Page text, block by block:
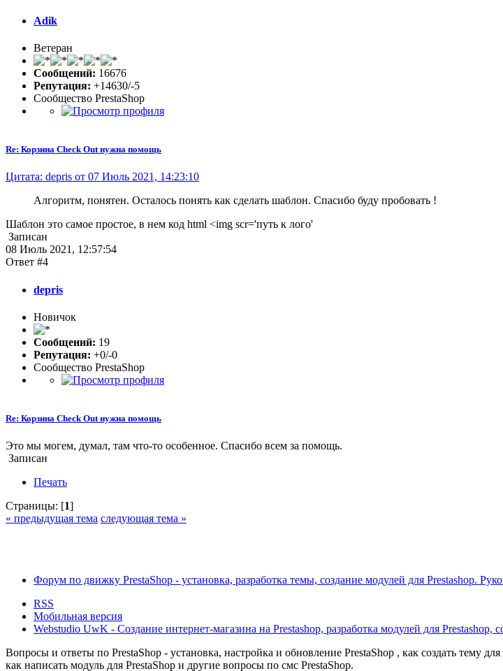
Adik
Ветеран
Сообщений: 16676
Репутация: +14630/-5
Сообщество PrestaShop
Re: Корзина Check Out нужна помощь
Цитата: depris от 07 Июль 2021, 14:23:10
Алгоритм, понятен. Осталось понять как сделать шаблон. Спасибо буду пробовать !
Шаблон это самое простое, в нем код html <img scr='путь к лого'
Записан
08 Июль 2021, 12:57:54
Ответ #4
depris
Новичок
Сообщений: 19
Репутация: +0/-0
Сообщество PrestaShop
Re: Корзина Check Out нужна помощь
Это мы могем, думал, там что-то особенное. Спасибо всем за помощь.
Записан
Печать
Страницы: [1]
« предыдущая тема следующая тема »
Форум по движку PrestaShop - установка, разработка темы, создание модулей для Prestashop.
RSS
Мобильная версия
Webstudio UwK - Создание интернет-магазина на Prestashop, разработка модулей для
Вопросы и ответы по PrestaShop - установка, настройка и обновление PrestaShop , как создать тему для
как написать модуль для PrestaShop и другие вопросы по смс PrestaShop.